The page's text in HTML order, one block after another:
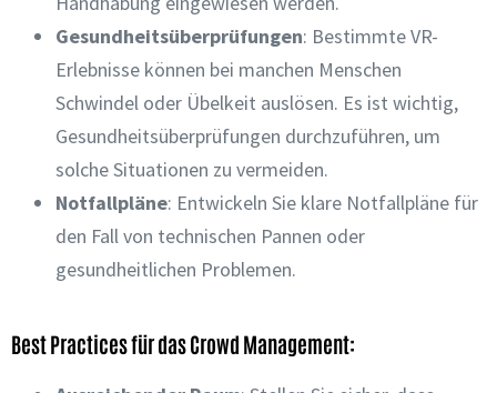
Gesundheitsüberprüfungen: Bestimmte VR-
Erlebnisse können bei manchen Menschen
Schwindel oder Übelkeit auslösen. Es ist wichtig,
Gesundheitsüberprüfungen durchzuführen, um
solche Situationen zu vermeiden.
Notfallpläne: Entwickeln Sie klare Notfallpläne für
den Fall von technischen Pannen oder
gesundheitlichen Problemen.
Best Practices für das Crowd Management: